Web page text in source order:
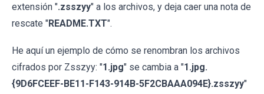
extensión ".zsszyy" a los archivos, y deja caer una nota de
rescate "README.TXT".
He aquí un ejemplo de cómo se renombran los archivos
cifrados por Zsszyy: "1.jpg" se cambia a "1.jpg.
{9D6FCEEF-BE11-F143-914B-5F2CBAAA094E}.zsszyy"